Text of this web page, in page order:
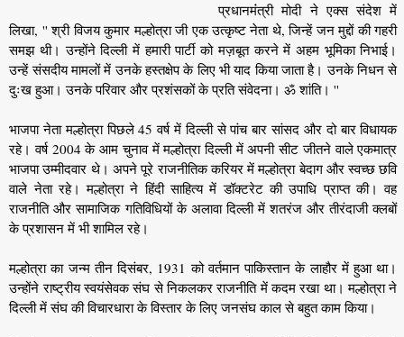
प्रधानमंंत्री मोदी ने एक्स संदेश में
लिखा, '' श्री विजय कुमार मल्होत्रा ​​जी एक उत्कृष्ट नेता थे, जिन्हें जन मुद्दों की गहरी
समझ थी। उन्होंने दिल्ली में हमारी पार्टी को मज़बूत करने में अहम भूमिका निभाई।
उन्हें संसदीय मामलों में उनके हस्तक्षेप के लिए भी याद किया जाता है। उनके निधन से
दुःख हुआ। उनके परिवार और प्रशंसकों के प्रति संवेदना। ॐ शांति। ''
भाजपा नेता मल्होत्रा ​​पिछले 45 वर्ष में दिल्ली से पांच बार सांसद और दो बार विधायक
रहे। वर्ष 2004 के आम चुनाव में मल्होत्रा ​​दिल्ली में अपनी सीट जीतने वाले एकमात्र
भाजपा उम्मीदवार थे। अपने पूरे राजनीतिक करियर में मल्होत्रा बेदाग और स्वच्छ छवि
वाले नेता रहे। मल्होत्रा ​​ने हिंदी साहित्य में डॉक्टरेट की उपाधि प्राप्त की। वह
राजनीति और सामाजिक गतिविधियों के अलावा ​​दिल्ली में शतरंज और तीरंदाजी क्लबों
के प्रशासन में भी शामिल रहे।
मल्होत्रा का जन्म तीन दिसंबर, 1931 को वर्तमान पाकिस्तान के लाहौर में हुआ था।
उन्होंने राष्ट्रीय स्वयंसेवक संघ से निकलकर राजनीति में कदम रखा था। मल्होत्रा ने
दिल्ली में संघ की विचारधारा के विस्तार के लिए जनसंघ काल से बहुत काम किया।